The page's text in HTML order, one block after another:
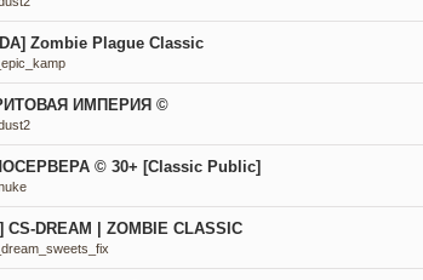
Zombie Plague Classic
ИМПЕРИЯ ©
© 30+ [Classic Public]
CS-DREAM | ZOMBIE CLASSIC